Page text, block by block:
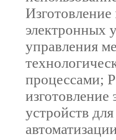
Изготовление
электронных
управления
процессами;
изготовление
устройств для